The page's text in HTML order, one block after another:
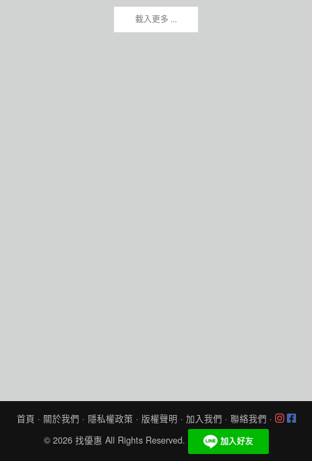
載入更多 ...
首頁 · 關於我們 · 隱私權政策 · 版權聲明 · 加入我們 · 聯絡我們 ·
© 2026 找優惠 All Rights Reserved.